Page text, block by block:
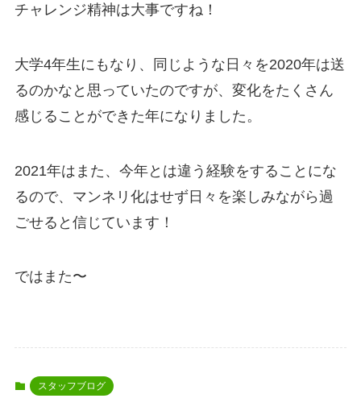
チャレンジ精神は大事ですね！
大学4年生にもなり、同じような日々を2020年は送
るのかなと思っていたのですが、変化をたくさん
感じることができた年になりました。
2021年はまた、今年とは違う経験をすることにな
るので、マンネリ化はせず日々を楽しみながら過
ごせると信じています！
ではまた〜
スタッフブログ